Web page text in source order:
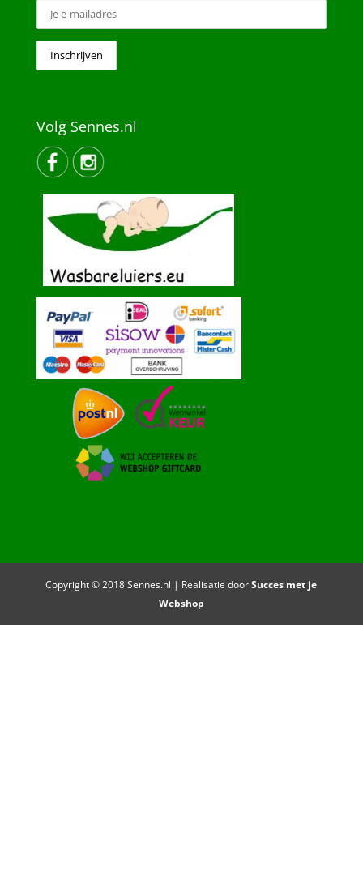
Volg Sennes.nl
Copyright © 2018 Sennes.nl | Realisatie doorSucces met je
Webshop